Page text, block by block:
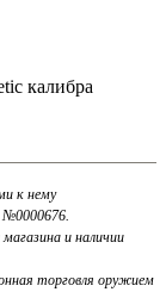
калибра
к нему
№0000676.
и наличии
торговля оружием